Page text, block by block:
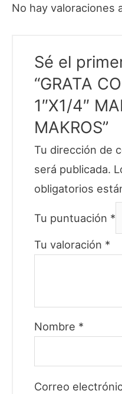
No hay valoraciones
Sé el
“GRATA
1″X1/4″
MAKROS”
Tu dirección de
será publicada.
obligatorios
Tu puntuación *
Tu valoración *
Nombre *
Correo